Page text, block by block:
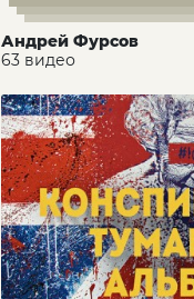
Андрей Фурсов
63 видео